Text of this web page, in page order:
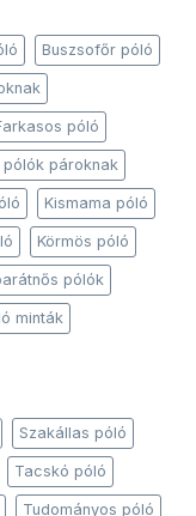
Buszsofőr póló
póló
pároknak
Kismama póló
Körmös póló
pólók
minták
Szakállas póló
Tacskó póló
Tudományos póló